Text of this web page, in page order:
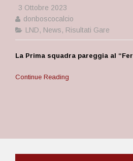
3 Ottobre 2023
donboscocalcio
LND, News, Risultati Gare
La Prima squadra pareggia al
Continue Reading